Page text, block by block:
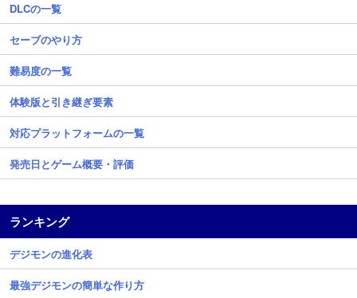
DLCの一覧
セーブのやり方
難易度の一覧
体験版と引き継ぎ要素
対応プラットフォームの一覧
発売日とゲーム概要・評価
ランキング
デジモンの進化表
最強デジモンの簡単な作り方